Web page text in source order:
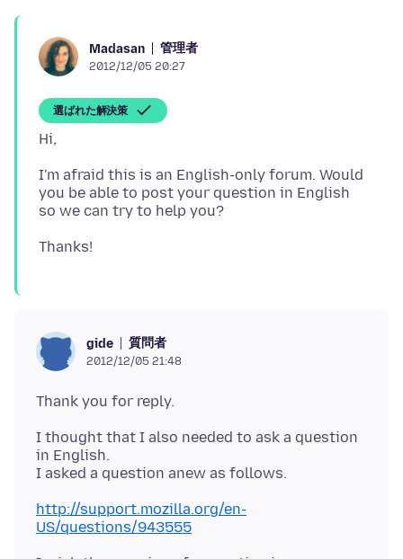
Madasan 管理者
2012/12/05 20:27
選ばれた解決策
I'm afraid this is an English-only forum. Would
you be able to post your question in English
gide 質問者
2012/12/05 21:48
I thought that I also needed to ask a question
in English.
http://support.mozilla.org/en-
US/questions/943555